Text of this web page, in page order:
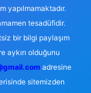
yapılmamaktadır.
tesadüfidir.
bir bilgi paylaşım
aykırı olduğunu
adresine
sitemizden